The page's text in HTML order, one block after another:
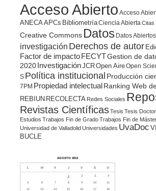
Acceso Abierto Acceso
ANECA APCs BibliometríaCiencia Abierta Citas
Creative Commons Datos Datos Abiertos
investigación Derechos de autor
Factor de impacto FECYTGestion de
2020 InvestigaciónJCROpen AireOpen
S Política institucional Producción
7PM Propiedad intelectualRanking Web
REBIUN RECOLECTA Redes Sociales
Revistas CientíficasTesis Tesis
Estudios Trabajos Fin de GradoTrabajos Fin de
Universidad de ValladolidUniversidades UvaDoc
BUCLE
AGOSTO 2013
L M X J V S D
1 2 3
4
5
6 7 8 9 10
11
12
13 14 15 16 17
18